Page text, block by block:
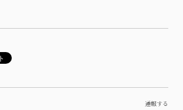
通報する